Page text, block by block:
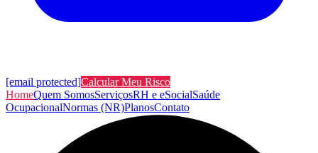
[email protected]Calcular Meu Risco
HomeQuem SomosServiçosRH e eSocialSaúde
OcupacionalNormas (NR)PlanosContato